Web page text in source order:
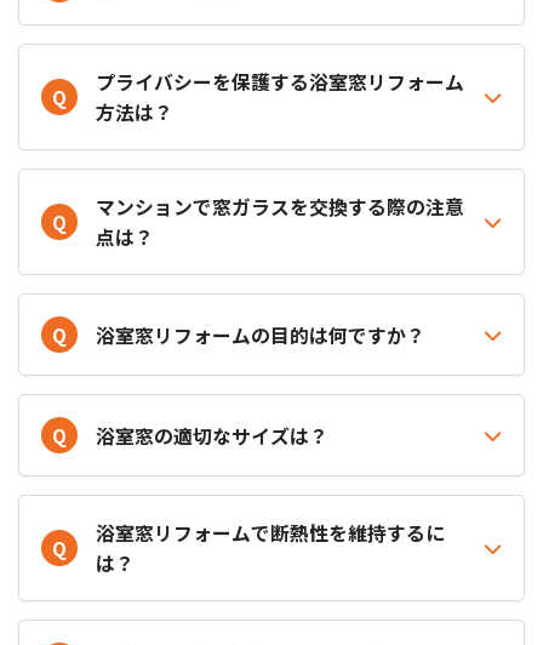
Q
プライバシーを保護する浴室窓リフォーム
方法は？
Q
マンションで窓ガラスを交換する際の注意
点は？
Q 浴室窓リフォームの目的は何ですか？
Q 浴室窓の適切なサイズは？
Q
浴室窓リフォームで断熱性を維持するに
は？